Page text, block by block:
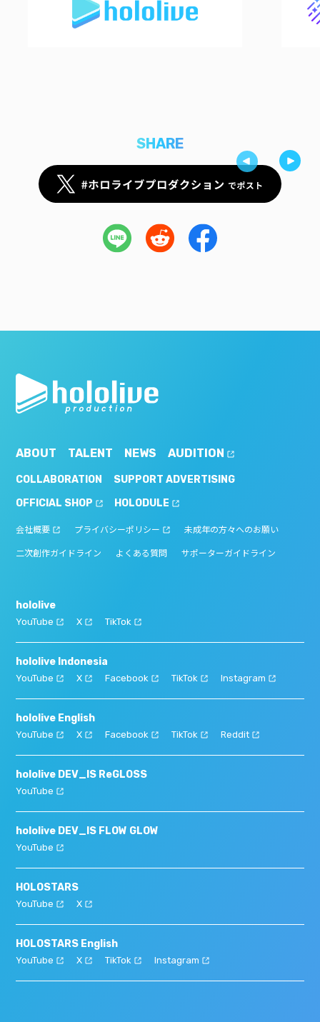
SHARE
ABOUT TALENT NEWS AUDITION
COLLABORATION
SUPPORT ADVERTISING
OFFICIAL SHOP
HOLODULE
会社概要 プライバシーポリシー 未成年の方々へのお願い
二次創作ガイドライン よくある質問 サポーターガイドライン
hololive
YouTube X TikTok
hololive Indonesia
YouTube X Facebook TikTok Instagram
hololive English
YouTube X Facebook TikTok Reddit
hololive DEV_IS ReGLOSS
YouTube
hololive DEV_IS FLOW GLOW
YouTube
HOLOSTARS
YouTube X
HOLOSTARS English
YouTube X TikTok Instagram